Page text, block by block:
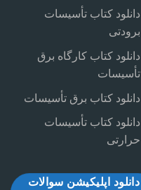
دانلود کتاب تأسیسات
برودتی
دانلود کتاب کارگاه برق
تأسیسات
دانلود کتاب برق تأسیسات
دانلود کتاب تأسیسات
حرارتی
دانلود اپلیکیشن سوالات